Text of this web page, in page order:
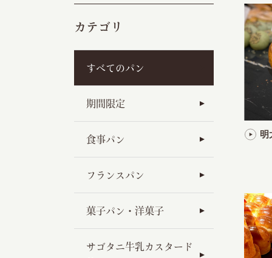
明
カテゴリ
すべてのパン
期間限定
食事パン
フランスパン
菓子パン・洋菓子
サゴタニ牛乳カスタード